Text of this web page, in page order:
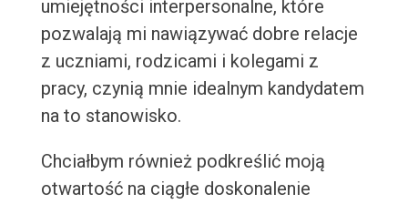
umiejętności interpersonalne, które
pozwalają mi nawiązywać dobre relacje
z uczniami, rodzicami i kolegami z
pracy, czynią mnie idealnym kandydatem
na to stanowisko.
Chciałbym również podkreślić moją
otwartość na ciągłe doskonalenie